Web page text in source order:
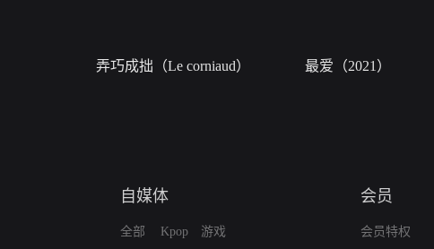
弄巧成拙（Le corniaud） 最爱（2021）
自媒体
全部
Kpop
游戏
会员
会员特权